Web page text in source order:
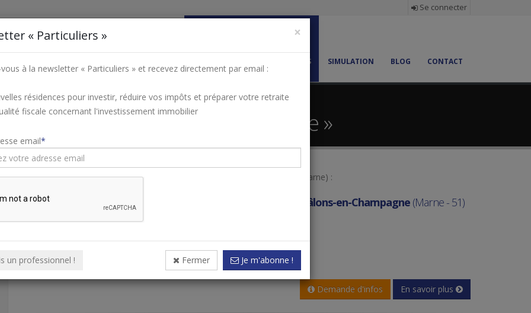
Se connecter
NOS PROGRAMMES IMMOBILIERS SIMULATION BLOG CONTACT
Marne Châlons-en-Champagne
neufs « Châlons-en-Champagne »
Découvrez nos programmes immobiliers à (Marne) :
Châlons-en-Champagne (Marne - 51)
Livraison : 30 mars 2019
Fiscalité : Déficit foncier
Type de biens : Appartement
Demande d'infos
En savoir plus
×
« Particuliers »
à la newsletter « Particuliers » et recevez directement par email :
résidences pour investir, réduire vos impôts et préparer votre retraite
fiscale concernant l'investissement immobilier
email
un professionnel ! Fermer Je m'abonne !